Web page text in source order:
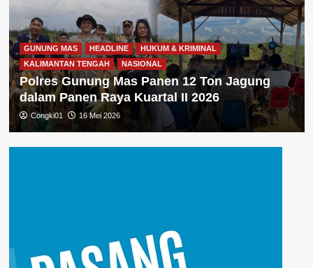
GUNUNG MAS HEADLINE
HUKUM & KRIMINAL
KALIMANTAN TENGAH
NASIONAL
Polres Gunung Mas Panen 12 Ton Jagung
dalam Panen Raya Kuartal II 2026
Congki01 16 Mei 2026